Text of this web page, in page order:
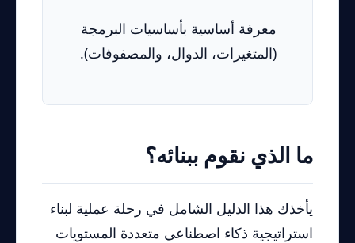
معرفة أساسية بأساسيات البرمجة
(المتغيرات، الدوال، والمصفوفات).
ما الذي نقوم ببنائه؟
يأخذك هذا الدليل الشامل في رحلة عملية لبناء
استراتيجية ذكاء اصطناعي متعددة المستويات